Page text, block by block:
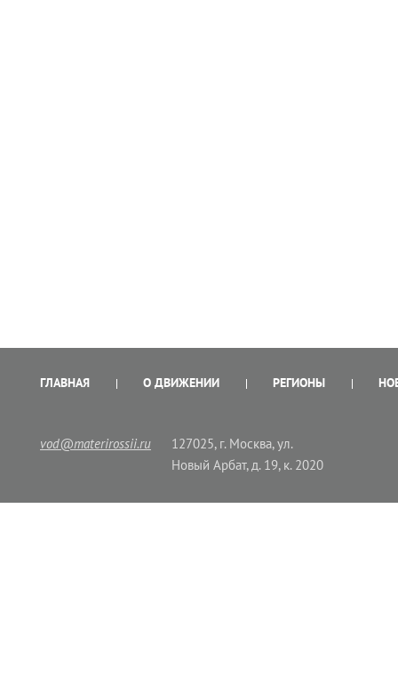
ГЛАВНАЯ О ДВИЖЕНИИ РЕГИОНЫ
vod@materirossii.ru
127025, г. Москва, ул.
Новый Арбат, д. 19, к. 2020